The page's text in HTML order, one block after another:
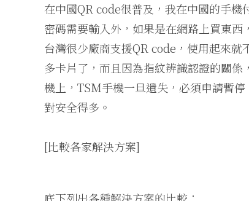
在中國QR code很普及，我在中國的手
密碼需要輸入外，如果是在網路上買東
台灣很少廠商支援QR code，使用起來
多卡片了，而且因為指紋辨識認證的關
機上，TSM手機一旦遺失，必須申請暫
對安全得多。
[比較各家解決方案]